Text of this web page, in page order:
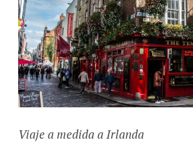
Viaje a medida a Irlanda